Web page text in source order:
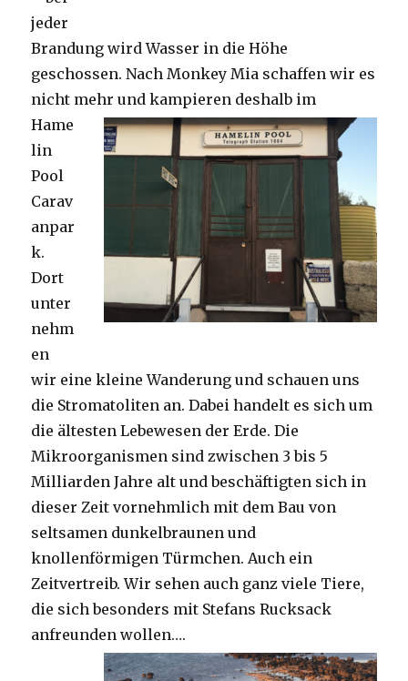
jeder
Brandung wird Wasser in die Höhe
geschossen. Nach Monkey Mia schaffen wir es
nicht mehr und kampieren deshalb im
Hame
lin
Pool
Carav
anpar
k.
Dort
unter
nehm
en
wir eine kleine Wanderung und schauen uns
die Stromatoliten an. Dabei handelt es sich um
die ältesten Lebewesen der Erde. Die
Mikroorganismen sind zwischen 3 bis 5
Milliarden Jahre alt und beschäftigten sich in
dieser Zeit vornehmlich mit dem Bau von
seltsamen dunkelbraunen und
knollenförmigen Türmchen. Auch ein
Zeitvertreib. Wir sehen auch ganz viele Tiere,
die sich besonders mit Stefans Rucksack
anfreunden wollen….